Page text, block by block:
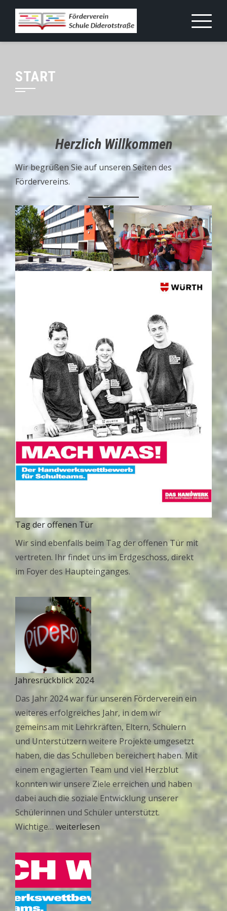
Skip
content
START
Herzlich Willkommen
Wir begrüßen Sie auf unseren Seiten des
Fördervereins.
Tag der offenen Tür
Wir sind ebenfalls beim Tag der offenen Tür mit
vertreten. Ihr findet uns im Erdgeschoss, direkt
im Foyer des Haupteinganges.
Jahresrückblick 2024
Das Jahr 2024 war für unseren Förderverein ein
weiteres erfolgreiches Jahr, in dem wir
gemeinsam mit Lehrkräften, Eltern, Schülern
und Unterstützern weitere Projekte umgesetzt
haben, die das Schulleben bereichert haben. Mit
einem engagierten Team und viel Herzblut
konnten wir unsere Ziele erreichen und haben
dabei auch die soziale Entwicklung unserer
Schülerinnen und Schüler unterstützt.
Wichtige… Jahresrückblick
weiterlesen